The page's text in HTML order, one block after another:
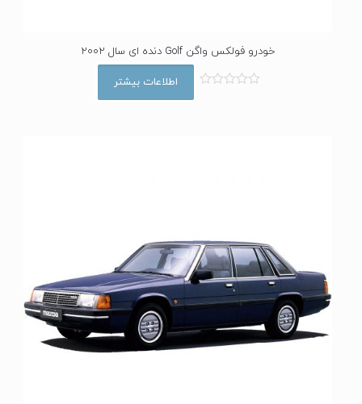
خودرو فولکس واگن Golf دنده ای سال 2002
اطلاعات بیشتر